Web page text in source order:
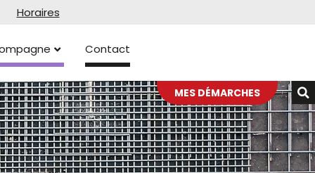
Horaires
Contact
MES DÉMARCHES